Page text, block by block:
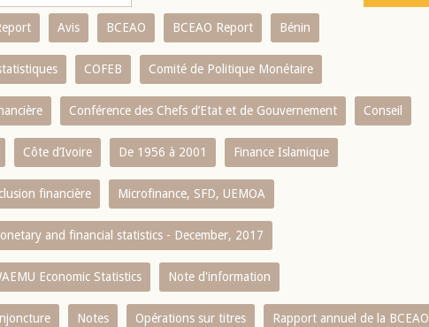
Avis BCEAO BCEAO Report Bénin
COFEB Comité de Politique Monétaire
Conférence des Chefs d’Etat et de Gouvernement Conseil
Côte d’Ivoire De 1956 à 2001 Finance Islamique
financière Microfinance, SFD, UEMOA
and financial statistics - December, 2017
Economic Statistics Note d'information
Notes Opérations sur titres Rapport annuel de la BCEAO